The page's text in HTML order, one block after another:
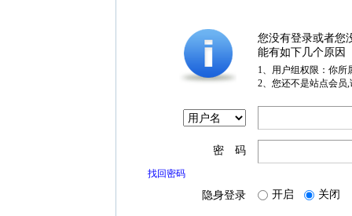
您没有登录或者您
能有如下几个原因
1、用户组权限：你所
2、您还不是站点会员
密 码
找回密码
隐身登录 开启 关闭